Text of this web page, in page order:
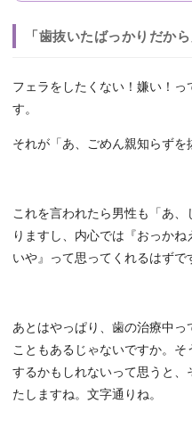
「歯抜いたばっかりだから
フェラをしたくない！嫌い！っ
す。
それが「あ、ごめん親知らずを
これを言われたら男性も「あ
りますし、内心では『おっか
いや』って思ってくれるはずで
あとはやっぱり、歯の治療中
こともあるじゃないですか。
するかもしれないって思うと
たしますね。文字通りね。